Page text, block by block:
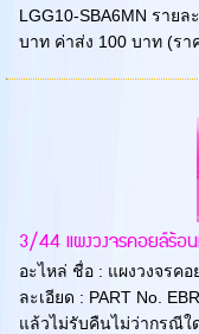
LGG10-SBA6MN ราย
บาท ค่าส่ง 100 บาท (รา
3/44 แผงวงจรคอยล์ร้อ
อะไหล่ ชื่อ : แผงวงจรค
ละเอียด : PART No.
แล้วไม่รับคืนไม่ว่ากรณีใ